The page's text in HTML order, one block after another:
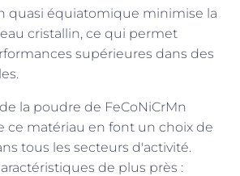
quasi équiatomique minimise la
cristallin, ce qui permet
supérieures dans des
la poudre de FeCoNiCrMn
ce matériau en font un choix de
tous les secteurs d'activité.
de plus près :